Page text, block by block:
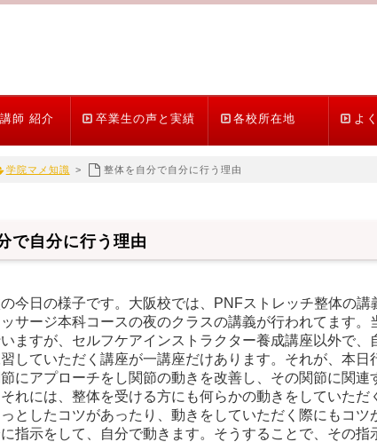
師 紹介 卒業生の声と実績 各校所在地 よ
学院マメ知識 > 整体を自分で自分に行う理由
で自分に行う理由
今日の様子です。大阪校では、PNFストレッチ整体の
サージ本科コースの夜のクラスの講義が行われてます。
ますが、セルフケアインストラクター養成講座以外で
していただく講座が一講座だけあります。それが、本
にアプローチをし関節の動きを改善し、その関節に関連
れには、整体を受ける方にも何らかの動きをしていただ
としたコツがあったり、動きをしていただく際にもコツ
指示をして、自分で動きます。そうすることで、その